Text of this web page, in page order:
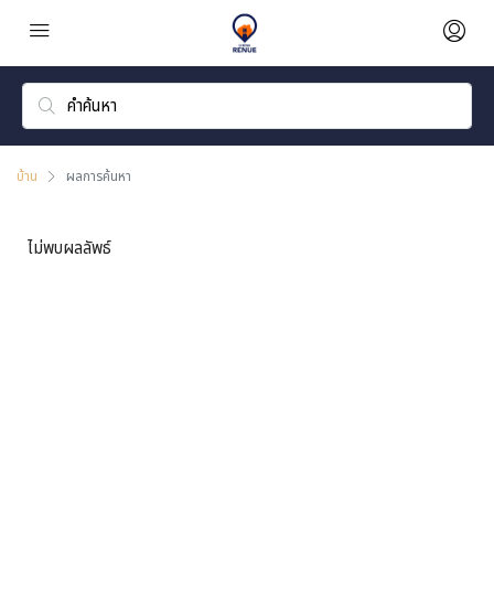
บ้าน ผลการค้นหา
ไม่พบผลลัพธ์